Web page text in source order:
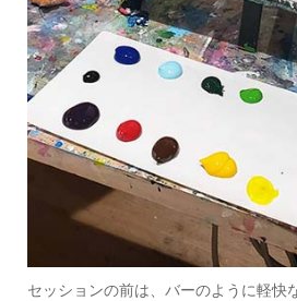
セッションの前は、バーのように軽快